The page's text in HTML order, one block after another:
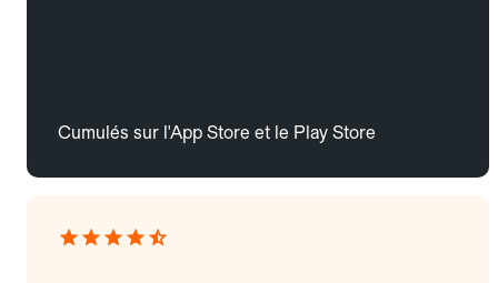
Cumulés sur l'App Store et le Play Store